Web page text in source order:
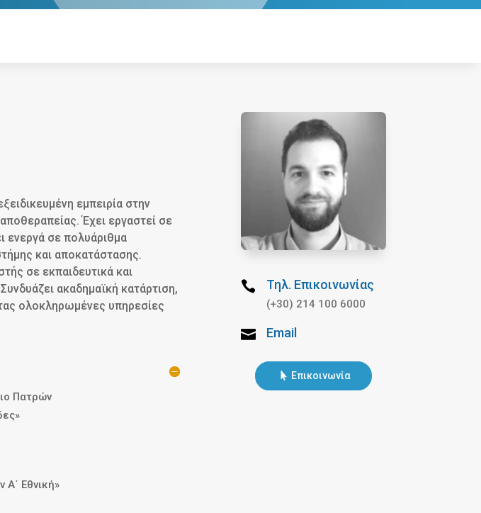
εμπειρία στην
Έχει εργαστεί σε
ενεργά σε πολυάριθμα
και αποκατάστασης.
σε εκπαιδευτικά και
ακαδημαϊκή κατάρτιση,
ολοκληρωμένες υπηρεσίες
Πατρών
Α΄ Εθνική»
 Τηλ. Επικοινωνίας
(+30) 214 100 6000
 Email
Επικοινωνία